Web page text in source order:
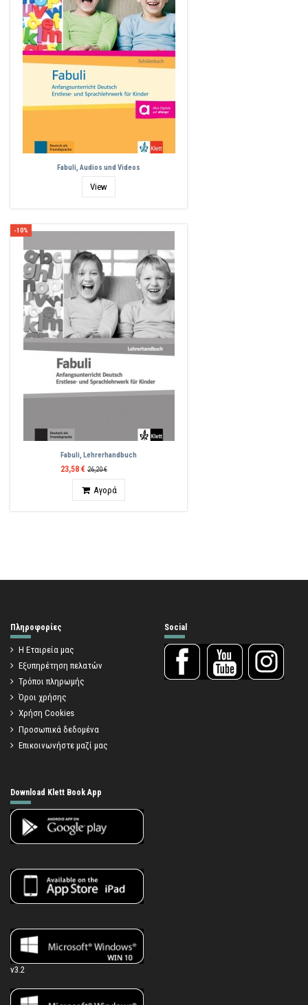
Fabuli, Audios und Videos
View
-10%
Fabuli, Lehrerhandbuch
23,58 € 26,20 €
Αγορά
Πληροφορίες
Η Εταιρεία μας
Εξυπηρέτηση πελατών
Τρόποι πληρωμής
Όροι χρήσης
Χρήση Cookies
Προσωπικά δεδομένα
Επικοινωνήστε μαζί μας
Social
Download Klett Book App
v3.2